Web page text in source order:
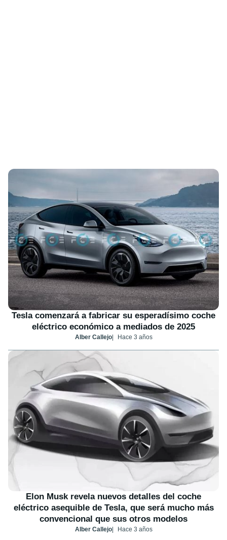
Tesla comenzará a fabricar su esperadísimo coche
eléctrico económico a mediados de 2025
Alber Callejo Hace 3 años
Elon Musk revela nuevos detalles del coche
eléctrico asequible de Tesla, que será mucho más
convencional que sus otros modelos
Alber Callejo Hace 3 años